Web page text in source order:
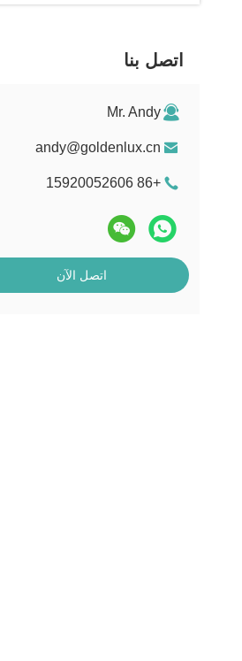
اتصل بنا
Mr. Andy
andy@goldenlux.cn
+86 15920052606
اتصل الآن